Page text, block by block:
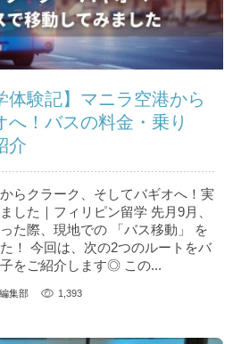
体験記】マニラ空港から
へ！バスの料金・乗り
介
らクラーク、そしてバギオへ！実
した｜フィリピン留学 先月9月、
た際、現地での 「バス移動」 を
！ 今回は、次の2つのルートをバ
をご紹介します◎ この...
集部 1,393